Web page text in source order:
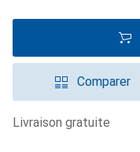
Comparer
livraison gratuite